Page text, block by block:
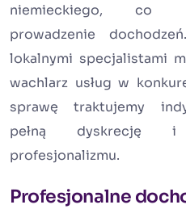
niemieckiego, co
prowadzenie
lokalnymi specjalistami
wachlarz usług w
sprawę traktujemy
pełną dyskrecję i
profesjonalizmu.
Profesjonalne